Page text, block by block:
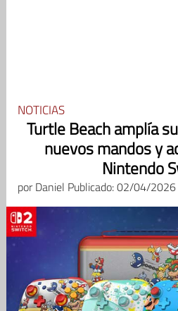
NOTICIAS
Turtle Beach amplía
nuevos mandos y
Nintendo
porDaniel Publicado: 02/04/2026